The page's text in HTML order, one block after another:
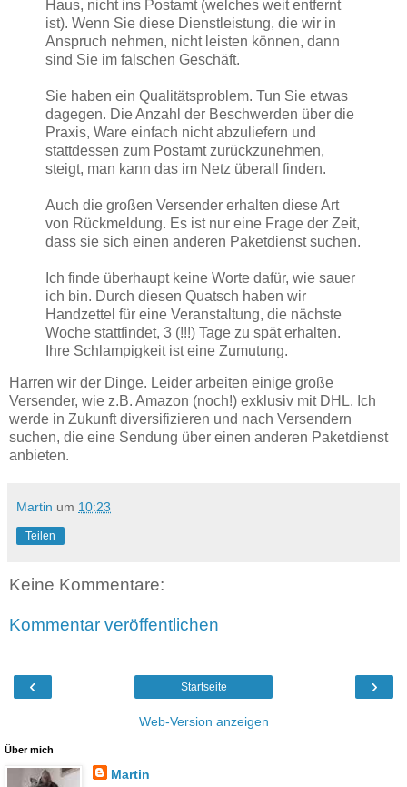
Haus, nicht ins Postamt (welches weit entfernt
ist). Wenn Sie diese Dienstleistung, die wir in
Anspruch nehmen, nicht leisten können, dann
sind Sie im falschen Geschäft.
Sie haben ein Qualitätsproblem. Tun Sie etwas
dagegen. Die Anzahl der Beschwerden über die
Praxis, Ware einfach nicht abzuliefern und
stattdessen zum Postamt zurückzunehmen,
steigt, man kann das im Netz überall finden.
Auch die großen Versender erhalten diese Art
von Rückmeldung. Es ist nur eine Frage der Zeit,
dass sie sich einen anderen Paketdienst suchen.
Ich finde überhaupt keine Worte dafür, wie sauer
ich bin. Durch diesen Quatsch haben wir
Handzettel für eine Veranstaltung, die nächste
Woche stattfindet, 3 (!!!) Tage zu spät erhalten.
Ihre Schlampigkeit ist eine Zumutung.
Harren wir der Dinge. Leider arbeiten einige große
Versender, wie z.B. Amazon (noch!) exklusiv mit DHL. Ich
werde in Zukunft diversifizieren und nach Versendern
suchen, die eine Sendung über einen anderen Paketdienst
anbieten.
Martin um 10:23
Teilen
Keine Kommentare:
Kommentar veröffentlichen
‹ ›
Startseite
Web-Version anzeigen
Über mich
Martin